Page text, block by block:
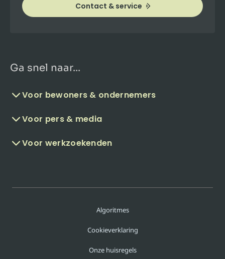
Contact & service
Ga snel naar...
Voor bewoners & ondernemers
Voor pers & media
Voor werkzoekenden
Algoritmes
Cookieverklaring
Onze huisregels